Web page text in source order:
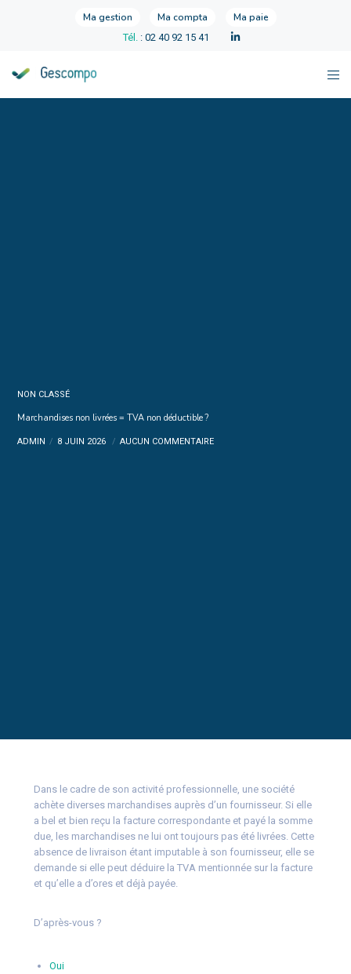
Ma gestion Ma compta Ma paie
Tél. : 02 40 92 15 41
NON CLASSÉ
Marchandises non livrées = TVA non déductible ?
ADMIN 8 JUIN 2026 AUCUN COMMENTAIRE
Dans le cadre de son activité professionnelle, une société
achète diverses marchandises auprès d’un fournisseur. Si elle
a bel et bien reçu la facture correspondante et payé la somme
due, les marchandises ne lui ont toujours pas été livrées. Cette
absence de livraison étant imputable à son fournisseur, elle se
demande si elle peut déduire la TVA mentionnée sur la facture
et qu’elle a d’ores et déjà payée.
D’après-vous ?
Oui